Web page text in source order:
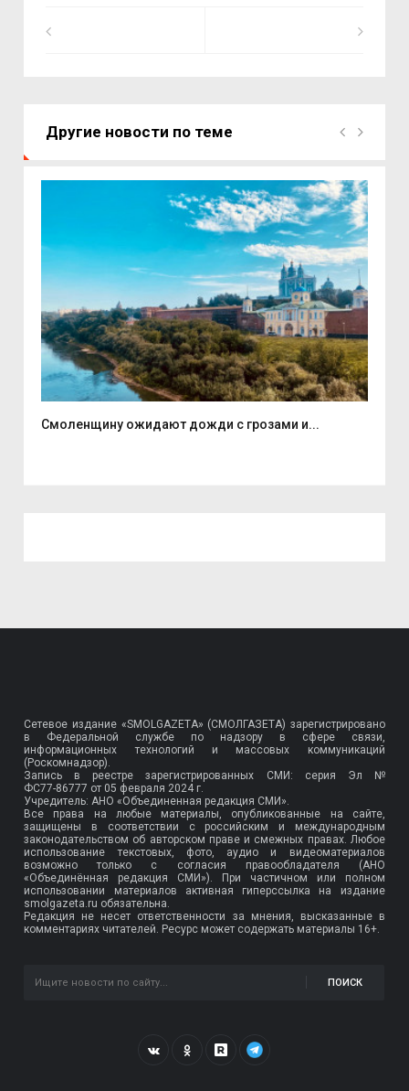
Другие новости по теме
Смоленщину ожидают дожди с грозами и...
Сетевое издание «SMOLGAZETA» (СМОЛГАЗЕТА) зарегистрировано
в Федеральной службе по надзору в сфере связи,
информационных технологий и массовых коммуникаций
(Роскомнадзор).
Запись в реестре зарегистрированных СМИ: серия Эл №
ФС77-86777 от 05 февраля 2024 г.
Учредитель: АНО «Объединенная редакция СМИ».
Все права на любые материалы, опубликованные на сайте,
защищены в соответствии с российским и международным
законодательством об авторском праве и смежных правах. Любое
использование текстовых, фото, аудио и видеоматериалов
возможно только с согласия правообладателя (АНО
«Объединённая редакция СМИ»). При частичном или полном
использовании материалов активная гиперссылка на издание
smolgazeta.ru обязательна.
Редакция не несет ответственности за мнения, высказанные в
комментариях читателей. Ресурс может содержать материалы 16+.
ПОИСК